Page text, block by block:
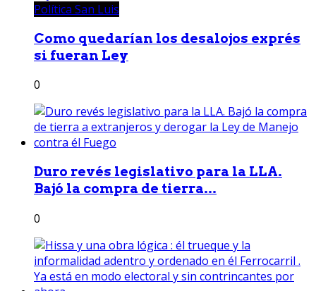
Política San Luis
Como quedarían los desalojos exprés
si fueran Ley
0
Duro revés legislativo para la LLA.
Bajó la compra de tierra...
0